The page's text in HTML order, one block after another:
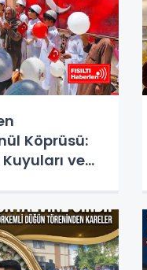
Köprüsü:
Kuyuları ve